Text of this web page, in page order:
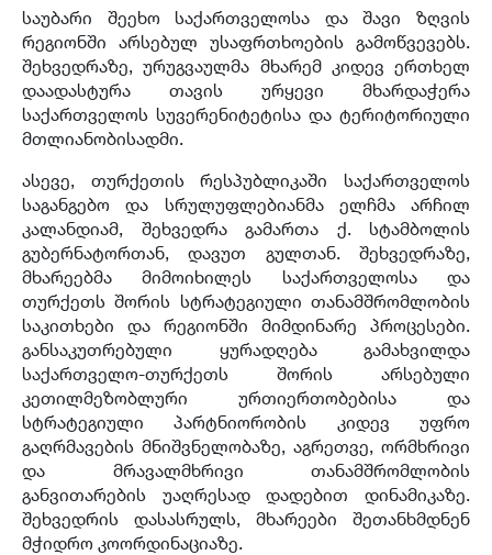
საუბარი შეეხო საქართველოსა და შავი ზღვის
რეგიონში არსებულ უსაფრთხოების გამოწვევებს.
შეხვედრაზე, ურუგვაულმა მხარემ კიდევ ერთხელ
დაადასტურა თავის ურყევი მხარდაჭერა
საქართველოს სუვერენიტეტისა და ტერიტორიული
მთლიანობისადმი.
ასევე, თურქეთის რესპუბლიკაში საქართველოს
საგანგებო და სრულუფლებიანმა ელჩმა არჩილ
კალანდიამ, შეხვედრა გამართა ქ. სტამბოლის
გუბერნატორთან, დავუთ გულთან. შეხვედრაზე,
მხარეებმა მიმოიხილეს საქართველოსა და
თურქეთს შორის სტრატეგიული თანამშრომლობის
საკითხები და რეგიონში მიმდინარე პროცესები.
განსაკუთრებული ყურადღება გამახვილდა
საქართველო-თურქეთს შორის არსებული
კეთილმეზობლური ურთიერთობებისა და
სტრატეგიული პარტნიორობის კიდევ უფრო
გაღრმავების მნიშვნელობაზე, აგრეთვე, ორმხრივი
და მრავალმხრივი თანამშრომლობის
განვითარების უაღრესად დადებით დინამიკაზე.
შეხვედრის დასასრულს, მხარეები შეთანხმდნენ
მჭიდრო კოორდინაციაზე.